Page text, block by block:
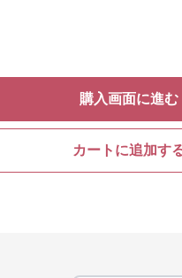
購入画面に進む
カートに追加す